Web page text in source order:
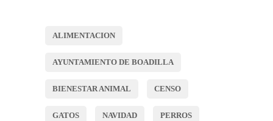
ALIMENTACION
AYUNTAMIENTO DE BOADILLA
BIENESTAR ANIMAL CENSO
GATOS NAVIDAD PERROS